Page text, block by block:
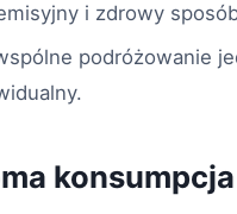
i zdrowy
podróżowanie